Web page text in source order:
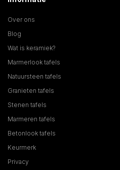
Over ons
Blog
Wat is keramiek?
Marmerlook tafels
Natuursteen tafels
Granieten tafels
Stenen tafels
Marmeren tafels
Betonlook tafels
Keurmerk
Privacy